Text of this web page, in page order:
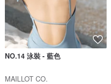
NO.14 泳裝 - 藍色
MAILLOT CO.